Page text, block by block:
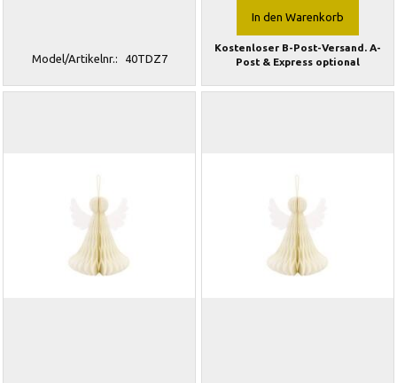
Model/Artikelnr.: 40TDZ7
In den Warenkorb
Kostenloser B-Post-Versand. A-
Post & Express optional